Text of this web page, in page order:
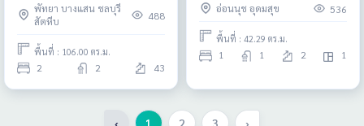
พัทยา บางแสน ชลบุรี
สัตหีบ
488
พื้นที่ : 106.00 ตร.ม.
2 2 43
อ่อนนุช อุดมสุข 536
พื้นที่ : 42.29 ตร.ม.
1 1 2 1